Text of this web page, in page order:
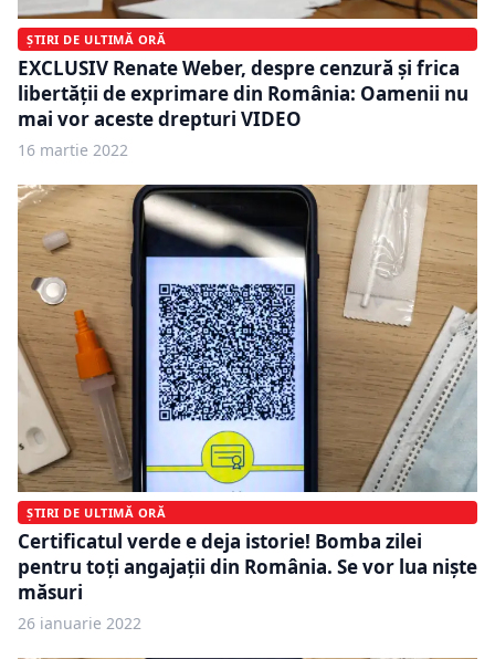
ȘTIRI DE ULTIMĂ ORĂ
EXCLUSIV Renate Weber, despre cenzură și frica
libertății de exprimare din România: Oamenii nu
mai vor aceste drepturi VIDEO
16 martie 2022
ȘTIRI DE ULTIMĂ ORĂ
Certificatul verde e deja istorie! Bomba zilei
pentru toți angajații din România. Se vor lua niște
măsuri
26 ianuarie 2022